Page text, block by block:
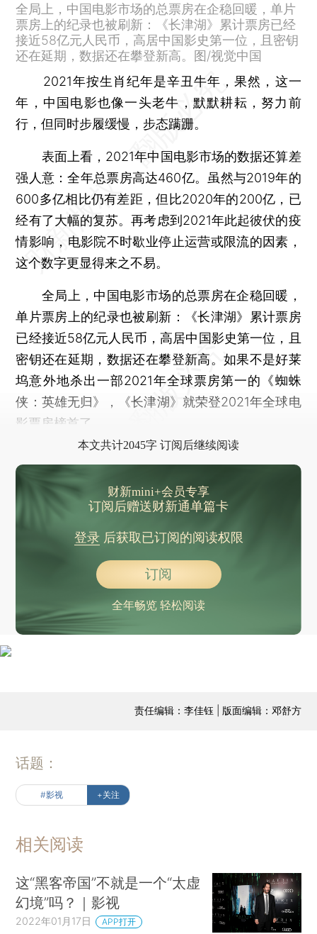
全局上，中国电影市场的总票房在企稳回暖，单片
票房上的纪录也被刷新：《长津湖》累计票房已经
接近58亿元人民币，高居中国影史第一位，且密钥
还在延期，数据还在攀登新高。图/视觉中国
2021年按生肖纪年是辛丑牛年，果然，这一
年，中国电影也像一头老牛，默默耕耘，努力前
行，但同时步履缓慢，步态蹒跚。
表面上看，2021年中国电影市场的数据还算差
强人意：全年总票房高达460亿。虽然与2019年的
600多亿相比仍有差距，但比2020年的200亿，已
经有了大幅的复苏。再考虑到2021年此起彼伏的疫
情影响，电影院不时歇业停止运营或限流的因素，
这个数字更显得来之不易。
全局上，中国电影市场的总票房在企稳回暖，
单片票房上的纪录也被刷新：《长津湖》累计票房
已经接近58亿元人民币，高居中国影史第一位，且
密钥还在延期，数据还在攀登新高。如果不是好莱
坞意外地杀出一部2021年全球票房第一的《蜘蛛
侠：英雄无归》，《长津湖》就荣登2021年全球电
影票房榜首了。
本文共计2045字 订阅后继续阅读
财新mini+会员专享
订阅后赠送财新通单篇卡
登录后获取已订阅的阅读权限
订阅
全年畅览 轻松阅读
责任编辑：李佳钰 | 版面编辑：邓舒方
话题：
#影视 +关注
相关阅读
这“黑客帝国”不就是一个“太虚
幻境”吗？｜影视
2022年01月17日 APP打开